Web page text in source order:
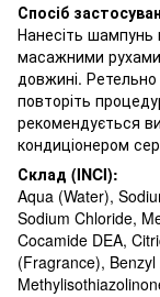
Спосіб
Нанесіть шампунь
масажними рухами
довжині.
повторіть
рекомендується
кондиціонером
Склад (INCI):
Aqua (Water),
Sodium Chloride,
Cocamide DEA,
(Fragrance),